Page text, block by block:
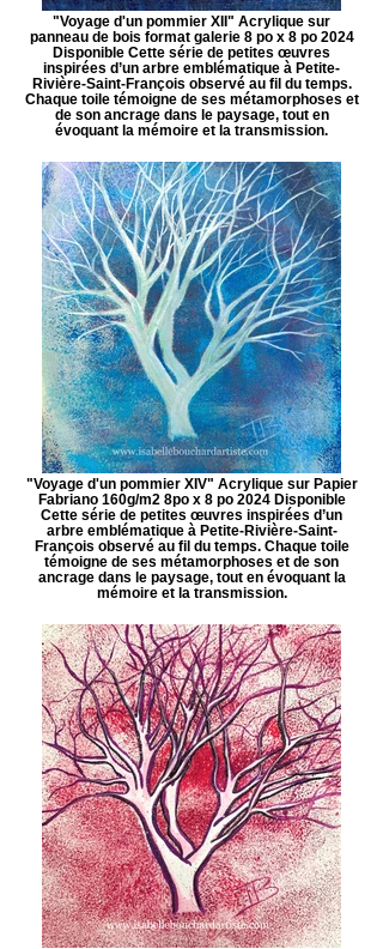
"Voyage d'un pommier XII" Acrylique sur
panneau de bois format galerie 8 po x 8 po 2024
Disponible Cette série de petites œuvres
inspirées d’un arbre emblématique à Petite-
Rivière-Saint-François observé au fil du temps.
Chaque toile témoigne de ses métamorphoses et
de son ancrage dans le paysage, tout en
évoquant la mémoire et la transmission.
"Voyage d'un pommier XIV" Acrylique sur Papier
Fabriano 160g/m2 8po x 8 po 2024 Disponible
Cette série de petites œuvres inspirées d’un
arbre emblématique à Petite-Rivière-Saint-
François observé au fil du temps. Chaque toile
témoigne de ses métamorphoses et de son
ancrage dans le paysage, tout en évoquant la
mémoire et la transmission.